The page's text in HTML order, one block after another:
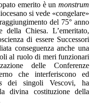
emerito è un monstrum
si vede «congelare»
del 75° anno
Chiesa. L’emeritato,
di essere Successori
conseguenza anche una
al ruolo di meri funzionari
delle Conferenze
che interferiscono ed
dei singoli Vescovi, ha
divina costituzione della